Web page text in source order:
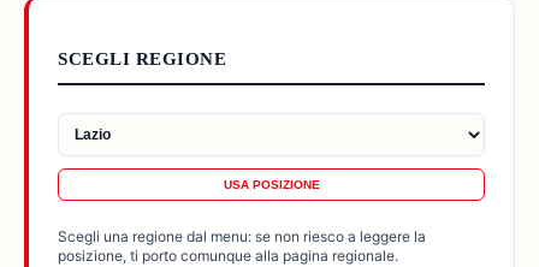
SCEGLI REGIONE
USA POSIZIONE
Scegli una regione dal menu: se non riesco a leggere la
posizione, ti porto comunque alla pagina regionale.